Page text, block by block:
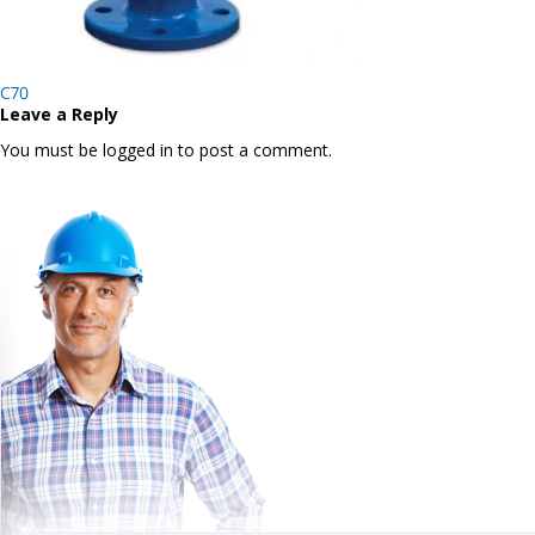
Post
navigation
C70
Leave a Reply
You must be logged in to post a comment.